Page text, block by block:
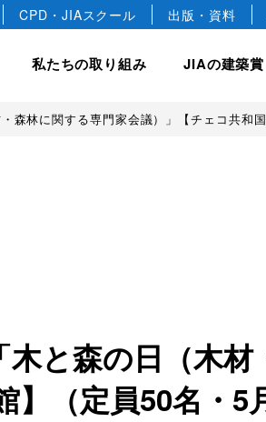
CPD・JIAスクール 出版・資料
私たちの取り組み JIAの建築賞
林に関する専門家会議）」【チェコ共和
と森の日（木材
】（定員50名・5